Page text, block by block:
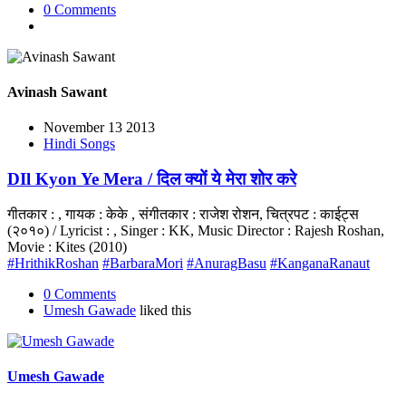
0 Comments
Avinash Sawant
November 13 2013
Hindi Songs
DIl Kyon Ye Mera / दिल क्यों ये मेरा शोर करे
गीतकार : , गायक : केके , संगीतकार : राजेश रोशन, चित्रपट : काईट्स
(२०१०) / Lyricist : , Singer : KK, Music Director : Rajesh Roshan,
Movie : Kites (2010)
#HrithikRoshan #BarbaraMori #AnuragBasu #KanganaRanaut
0 Comments
Umesh Gawade liked this
Umesh Gawade